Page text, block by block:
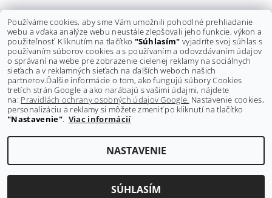
Len registrovaní používatelia môžu pridávať hodnotenie. Prosím
prihláste saalebo sazaregistrujte
Shoptet.sk
2026 ©GRAVITY-shop.sk, všetky práva vyhradenéUpraviť nastavenie cookies
Vytvoril Shoptet
Používáme cookies, aby sme Vám umožnili pohodlné prehliadanie
webu a vďaka analýze webu neustále zlepšovali jeho funkcie, výkon a
použiteľnosť. Kliknutím na tlačítko "Súhlasím" vyjadríte svoj súhlas s
používaním súborov cookies a s používaním a odovzdávaním údajov
o správaní na webe pre zobrazenie cielenej reklamy na sociálnych
sieťach a v reklamných sieťach na ďalších weboch našich
partnerov.Ďalšie informácie o tom, ako fungujú súbory Cookies
tretích strán Google a ako narábajú s vašimi údajmi, nájdete
na: Pravidlách ochrany osobných údajov Google. Nastavenie cookies,
personalizáciu a reklamy si môžete zmeniť po kliknutí na tlačítko
"Nastavenie". Viac informácií
NASTAVENIE
SÚHLASÍM